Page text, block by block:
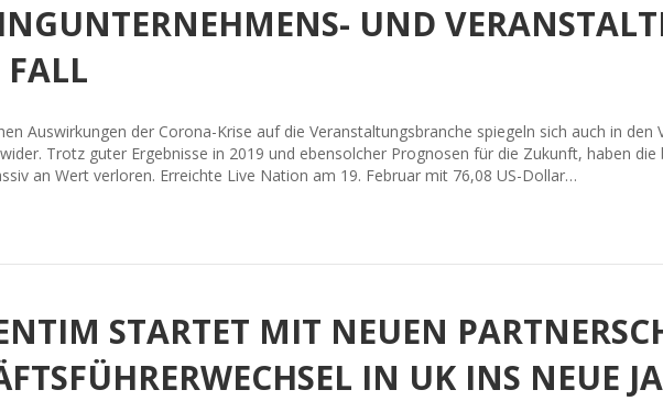
UND
FALL
Auswirkungen der Corona-Krise auf die Veranstaltungsbranche spiegeln sich auch in
Trotz guter Ergebnisse in 2019 und ebensolcher Prognosen für die Zukunft, haben
an Wert verloren. Erreichte Live Nation am 19. Februar mit 76,08 US-Dollar…
STARTET MIT NEUEN
IN UK INS NEUE